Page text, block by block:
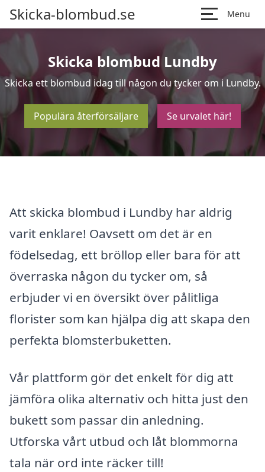
Skicka-blombud.se Menu
Skicka blombud Lundby
Skicka ett blombud idag till någon du tycker om i Lundby.
Populära återförsäljare Se urvalet här!
Att skicka blombud i Lundby har aldrig
varit enklare! Oavsett om det är en
födelsedag, ett bröllop eller bara för att
överraska någon du tycker om, så
erbjuder vi en översikt över pålitliga
florister som kan hjälpa dig att skapa den
perfekta blomsterbuketten.
Vår plattform gör det enkelt för dig att
jämföra olika alternativ och hitta just den
bukett som passar din anledning.
Utforska vårt utbud och låt blommorna
tala när ord inte räcker till!